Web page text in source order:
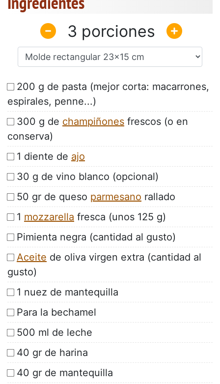
3
200 g de pasta (mejor corta: macarrones,
espirales, penne...)
300 g de champiñones frescos (o en
conserva)
1 diente de ajo
30 g de vino blanco (opcional)
50 gr de queso parmesano rallado
1 mozzarella fresca (unos 125 g)
Pimienta negra (cantidad al gusto)
Aceite de oliva virgen extra (cantidad al
gusto)
1 nuez de mantequilla
Para la bechamel
500 ml de leche
40 gr de harina
40 gr de mantequilla